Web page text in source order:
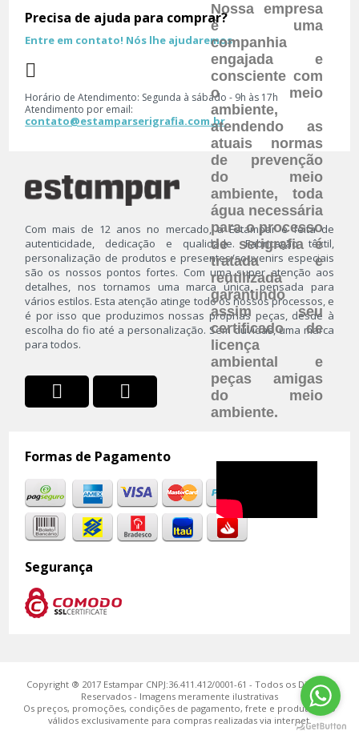
Nossa empresa
é uma
companhia
engajada e
consciente com
o meio
ambiente,
atendendo as
atuais normas
de prevenção
do meio
ambiente, toda
água necessária
para o processo
de serigrafia é
tratada e
reutilizada
garantindo
assim seu
certificado de
licença
ambiental e
peças amigas
do meio
ambiente.
Trocas e Devoluçoes
Kits
Moletom
Roupas Térmicas
Souvenirs
Precisa de ajuda para comprar?
Entre em contato! Nós lhe ajudaremos
Horário de Atendimento: Segunda à sábado - 9h às 17h
Atendimento por email:
contato@estamparserigrafia.com.br
Com mais de 12 anos no mercado, a Estampar é feita de
autenticidade, dedicação e qualidade. Fabricação têxtil,
personalização de produtos e presentes/souvenirs especiais
são os nossos pontos fortes. Com uma super atenção aos
detalhes, nos tornamos uma marca única, pensada para
vários estilos. Esta atenção atinge todo os nossos processos, e
é por isso que produzimos nossas próprias peças, desde à
escolha do fio até a personalização. Sem dúvidas, uma marca
para todos.
Formas de Pagamento
Segurança
Copyright ® 2017 Estampar CNPJ:36.411.412/0001-61 - Todos os Direitos
Reservados - Imagens meramente ilustrativas
Os preços, promoções, condições de pagamento, frete e produtos são
válidos exclusivamente para compras realizadas via internet.